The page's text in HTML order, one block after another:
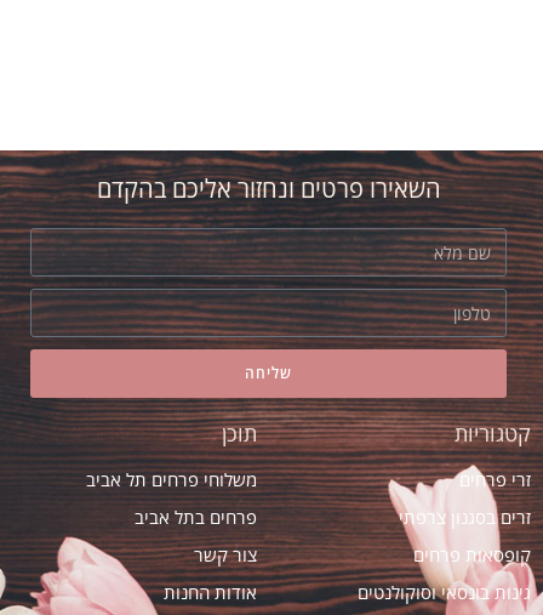
השאירו פרטים ונחזור אליכם בהקדם
שליחה
קטגוריות
זרי פרחים
זרים בסגנון צרפתי
קופסאות פרחים
גינות בונסאי וסוקולנטים
תוכן
משלוחי פרחים תל אביב
פרחים בתל אביב
צור קשר
אודות החנות